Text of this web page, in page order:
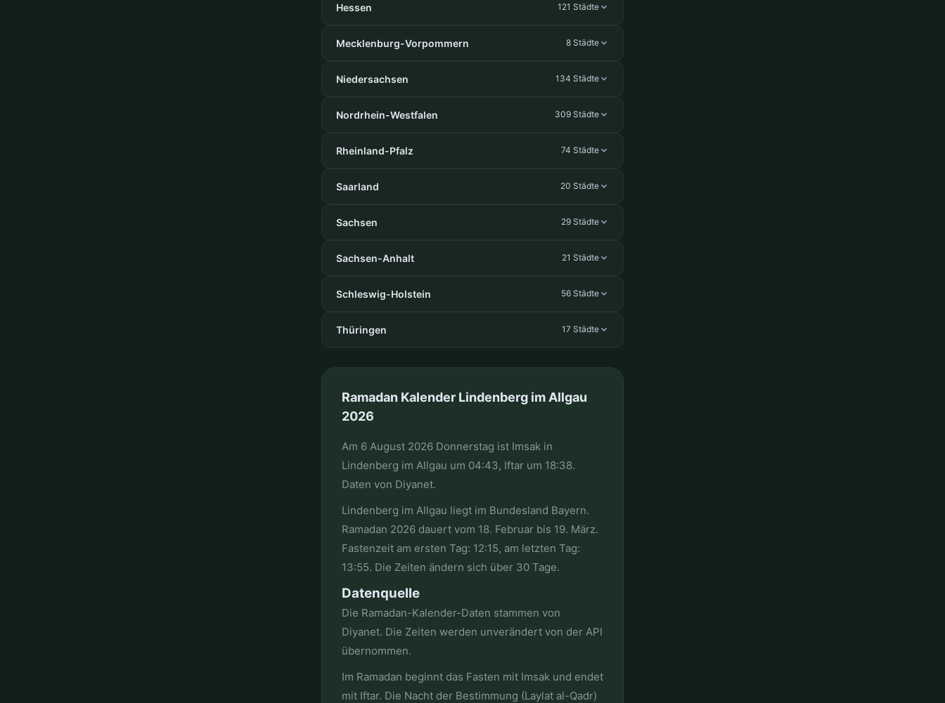
Hessen 121 Städte
Mecklenburg-Vorpommern 8 Städte
Niedersachsen 134 Städte
Nordrhein-Westfalen 309 Städte
Rheinland-Pfalz 74 Städte
Saarland 20 Städte
Sachsen 29 Städte
Sachsen-Anhalt 21 Städte
Schleswig-Holstein 56 Städte
Thüringen 17 Städte
Ramadan Kalender Lindenberg im Allgau
2026
Am 6 August 2026 Donnerstag ist Imsak in
Lindenberg im Allgau um 04:43, Iftar um 18:38.
Daten von Diyanet.
Lindenberg im Allgau liegt im Bundesland Bayern.
Ramadan 2026 dauert vom 18. Februar bis 19. März.
Fastenzeit am ersten Tag: 12:15, am letzten Tag:
13:55. Die Zeiten ändern sich über 30 Tage.
Datenquelle
Die Ramadan-Kalender-Daten stammen von
Diyanet. Die Zeiten werden unverändert von der API
übernommen.
Im Ramadan beginnt das Fasten mit Imsak und endet
mit Iftar. Die Nacht der Bestimmung (Laylat al-Qadr)